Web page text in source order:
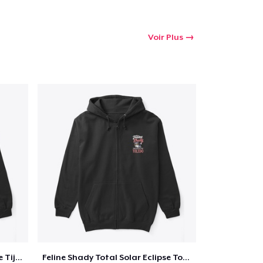
Voir Plus
Feline Shady Total Solar Eclipse Tijuana Feline Shady Total Solar Eclipse Toledo